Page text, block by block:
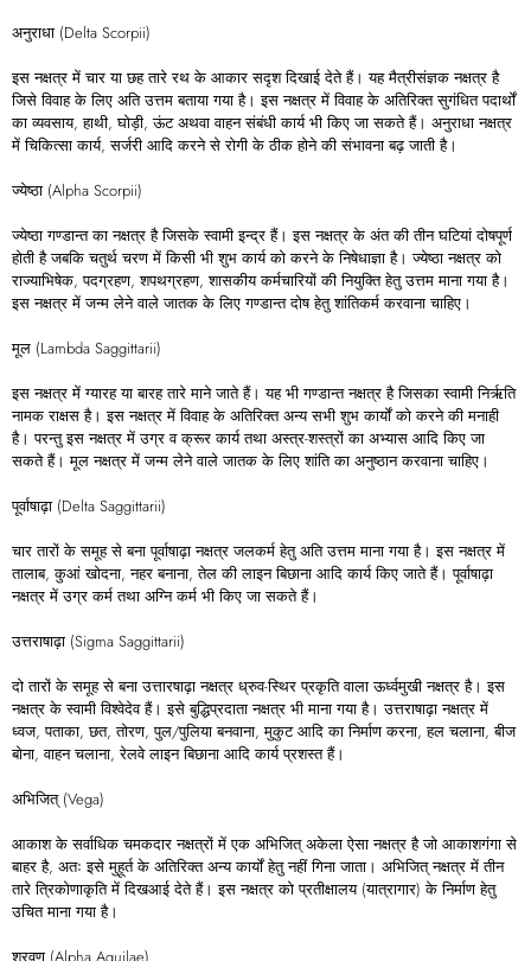
अनुराधा (Delta Scorpii)
इस नक्षत्र में चार या छह तारे रथ के आकार सदृश दिखाई देते हैं। यह मैत्रीसंज्ञक नक्षत्र है
जिसे विवाह के लिए अति उत्तम बताया गया है। इस नक्षत्र में विवाह के अतिरिक्त सुगंधित पदार्थों
का व्यवसाय, हाथी, घोड़ी, ऊंट अथवा वाहन संबंधी कार्य भी किए जा सकते हैं। अनुराधा नक्षत्र
में चिकित्सा कार्य, सर्जरी आदि करने से रोगी के ठीक होने की संभावना बढ़ जाती है।
ज्येष्ठा (Alpha Scorpii)
ज्येष्ठा गण्डान्त का नक्षत्र है जिसके स्वामी इन्द्र हैं। इस नक्षत्र के अंत की तीन घटियां दोषपूर्ण
होती है जबकि चतुर्थ चरण में किसी भी शुभ कार्य को करने के निषेधाज्ञा है। ज्येष्ठा नक्षत्र को
राज्याभिषेक, पदग्रहण, शपथग्रहण, शासकीय कर्मचारियों की नियुक्ति हेतु उत्तम माना गया है।
इस नक्षत्र में जन्म लेने वाले जातक के लिए गण्डान्त दोष हेतु शांतिकर्म करवाना चाहिए।
मूल (Lambda Saggittarii)
इस नक्षत्र में ग्यारह या बारह तारे माने जाते हैं। यह भी गण्डान्त नक्षत्र है जिसका स्वामी निर्ऋति
नामक राक्षस है। इस नक्षत्र में विवाह के अतिरिक्त अन्य सभी शुभ कार्यों को करने की मनाही
है। परन्तु इस नक्षत्र में उग्र व क्रूर कार्य तथा अस्त्र-शस्त्रों का अभ्यास आदि किए जा
सकते हैं। मूल नक्षत्र में जन्म लेने वाले जातक के लिए शांति का अनुष्ठान करवाना चाहिए।
पूर्वाषाढ़ा (Delta Saggittarii)
चार तारों के समूह से बना पूर्वाषाढ़ा नक्षत्र जलकर्म हेतु अति उत्तम माना गया है। इस नक्षत्र में
तालाब, कुआं खोदना, नहर बनाना, तेल की लाइन बिछाना आदि कार्य किए जाते हैं। पूर्वाषाढ़ा
नक्षत्र में उग्र कर्म तथा अग्नि कर्म भी किए जा सकते हैं।
उत्तराषाढ़ा (Sigma Saggittarii)
दो तारों के समूह से बना उत्तारषाढ़ा नक्षत्र ध्रुव-स्थिर प्रकृति वाला ऊर्ध्वमुखी नक्षत्र है। इस
नक्षत्र के स्वामी विश्वेदेव हैं। इसे बुद्धिप्रदाता नक्षत्र भी माना गया है। उत्तराषाढ़ा नक्षत्र में
ध्वज, पताका, छत, तोरण, पुल/पुलिया बनवाना, मुकुट आदि का निर्माण करना, हल चलाना, बीज
बोना, वाहन चलाना, रेलवे लाइन बिछाना आदि कार्य प्रशस्त हैं।
अभिजित् (Vega)
आकाश के सर्वाधिक चमकदार नक्षत्रों में एक अभिजित् अकेला ऐसा नक्षत्र है जो आकाशगंगा से
बाहर है, अतः इसे मुहूर्त के अतिरिक्त अन्य कार्यों हेतु नहीं गिना जाता। अभिजित् नक्षत्र में तीन
तारे त्रिकोणाकृति में दिखआई देते हैं। इस नक्षत्र को प्रतीक्षालय (यात्रागार) के निर्माण हेतु
उचित माना गया है।